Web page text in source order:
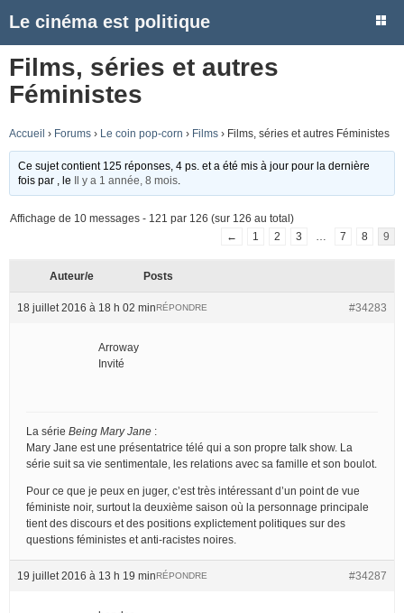
Le cinéma est politique
Films, séries et autres
Féministes
Accueil › Forums › Le coin pop-corn › Films › Films, séries et autres Féministes
Ce sujet contient 125 réponses, 4 ps. et a été mis à jour pour la dernière
fois par
, le Il y a 1 année, 8 mois
Affichage de 10 messages - 121 par 126 (sur 126 au total)
←
1 2 3 7 8 9
Auteur/e Posts
18 juillet 2016 à 18 h 02 min #34283
RÉPONDRE
Arroway
Invité
La série Being Mary Jane :
Mary Jane est une présentatrice télé qui a son propre talk show. La
série suit sa vie sentimentale, les relations avec sa famille et son boulot.
Pour ce que je peux en juger, c’est très intéressant d’un point de vue
féministe noir, surtout la deuxième saison où la personnage principale
tient des discours et des positions explictement politiques sur des
questions féministes et anti-racistes noires.
19 juillet 2016 à 13 h 19 min #34287
RÉPONDRE